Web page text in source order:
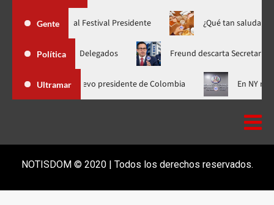
Gente
Yiyo Sarante se suma al Festival Presidente ¿Qué
Política
de Delegados Freund descarta Secretaría de
Ultramar
para asistir a la investidura del nuevo presidente de Colombia
NOTISDOM © 2020 | Todos los derechos reservados.